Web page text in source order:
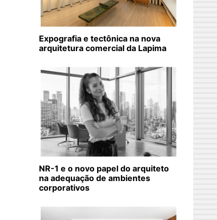
Expografia e tectônica na nova
arquitetura comercial da Lapima
NR-1 e o novo papel do arquiteto
na adequação de ambientes
corporativos